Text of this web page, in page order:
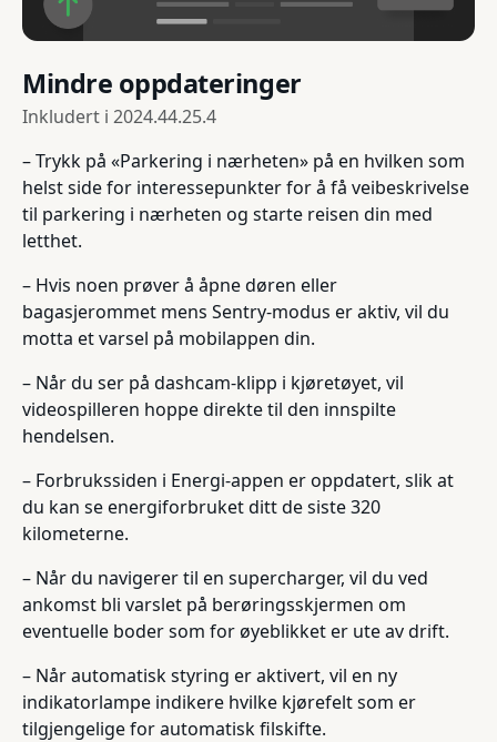
Mindre oppdateringer
Inkludert i 2024.44.25.4
– Trykk på «Parkering i nærheten» på en hvilken som
helst side for interessepunkter for å få veibeskrivelse
til parkering i nærheten og starte reisen din med
letthet.
– Hvis noen prøver å åpne døren eller
bagasjerommet mens Sentry-modus er aktiv, vil du
motta et varsel på mobilappen din.
– Når du ser på dashcam-klipp i kjøretøyet, vil
videospilleren hoppe direkte til den innspilte
hendelsen.
– Forbrukssiden i Energi-appen er oppdatert, slik at
du kan se energiforbruket ditt de siste 320
kilometerne.
– Når du navigerer til en supercharger, vil du ved
ankomst bli varslet på berøringsskjermen om
eventuelle boder som for øyeblikket er ute av drift.
– Når automatisk styring er aktivert, vil en ny
indikatorlampe indikere hvilke kjørefelt som er
tilgjengelige for automatisk filskifte.